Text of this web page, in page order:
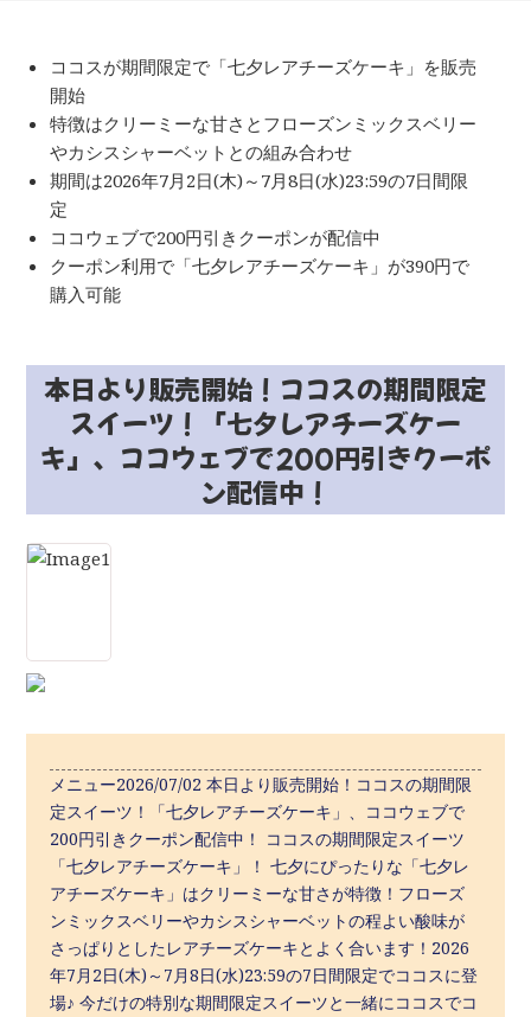
ココスが期間限定で「七夕レアチーズケーキ」を販売
開始
特徴はクリーミーな甘さとフローズンミックスベリー
やカシスシャーベットとの組み合わせ
期間は2026年7月2日(木)～7月8日(水)23:59の7日間限
定
ココウェブで200円引きクーポンが配信中
クーポン利用で「七夕レアチーズケーキ」が390円で
購入可能
本日より販売開始！ココスの期間限定
スイーツ！「七夕レアチーズケー
キ」、ココウェブで200円引きクーポ
ン配信中！
メニュー2026/07/02 本日より販売開始！ココスの期間限
定スイーツ！「七夕レアチーズケーキ」、ココウェブで
200円引きクーポン配信中！ ココスの期間限定スイーツ
「七夕レアチーズケーキ」！ 七夕にぴったりな「七夕レ
アチーズケーキ」はクリーミーな甘さが特徴！フローズ
ンミックスベリーやカシスシャーベットの程よい酸味が
さっぱりとしたレアチーズケーキとよく合います！2026
年7月2日(木)～7月8日(水)23:59の7日間限定でココスに登
場♪ 今だけの特別な期間限定スイーツと一緒にココスでコ